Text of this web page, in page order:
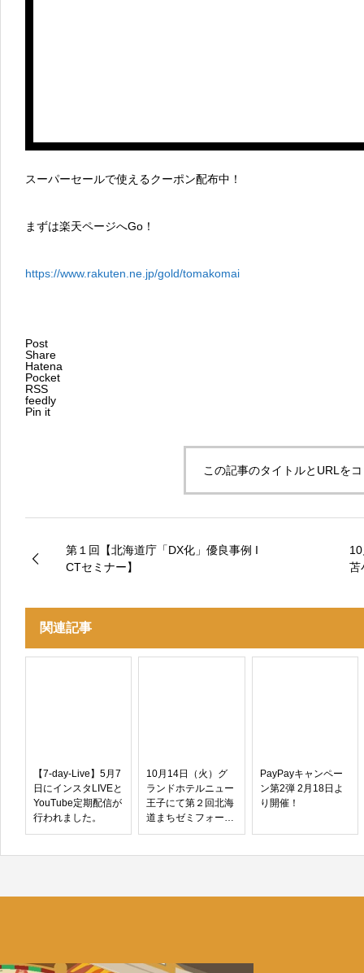
スーパーセールで使えるクーポン配布中！
まずは楽天ページへGo！
https://www.rakuten.ne.jp/gold/tomakomai
Post
Share
Hatena
Pocket
RSS
feedly
Pin it
この記事のタイトルとURLを
第１回【北海道庁「DX化」優良事例 I
CTセミナー】
苫
関連記事
【7-day-Live】5月7
日にインスタLIVEと
YouTube定期配信が
行われました。
10月14日（火）グ
ランドホテルニュー
王子にて第２回北海
道まちゼミフォーラ
ムが開催されます。
PayPayキャンペー
ン第2弾 2月18日よ
り開催！